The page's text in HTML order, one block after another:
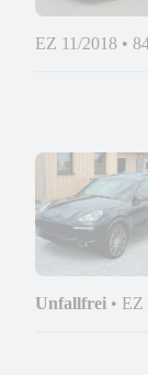
EZ 11/2018 •
Unfallfrei • EZ